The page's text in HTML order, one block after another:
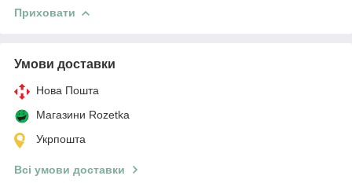
Приховати
Умови доставки
Нова Пошта
Магазини Rozetka
Укрпошта
Всі умови доставки